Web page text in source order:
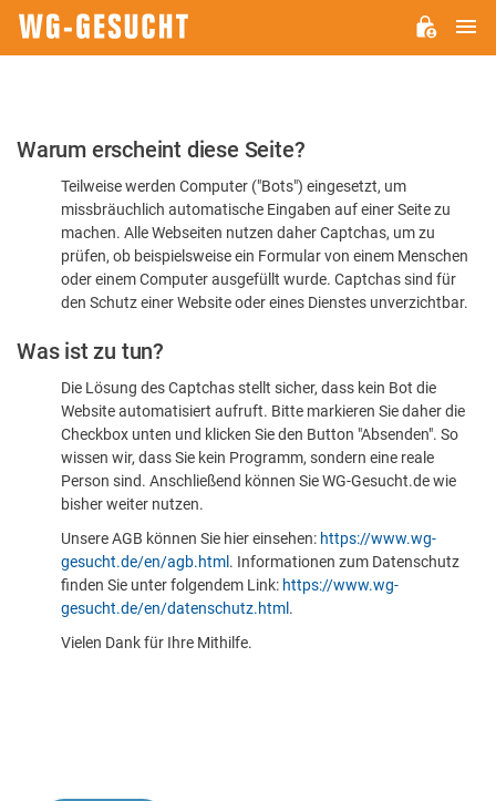
Bitte
dass
sind
Warum erscheint diese Seite?
Teilweise werden Computer ("Bots") eingesetzt, um
missbräuchlich automatische Eingaben auf einer Seite zu
machen. Alle Webseiten nutzen daher Captchas, um zu
prüfen, ob beispielsweise ein Formular von einem Menschen
oder einem Computer ausgefüllt wurde. Captchas sind für
den Schutz einer Website oder eines Dienstes unverzichtbar.
Was ist zu tun?
Die Lösung des Captchas stellt sicher, dass kein Bot die
Website automatisiert aufruft. Bitte markieren Sie daher die
Checkbox unten und klicken Sie den Button "Absenden". So
wissen wir, dass Sie kein Programm, sondern eine reale
Person sind. Anschließend können Sie WG-Gesucht.de wie
bisher weiter nutzen.
Unsere AGB können Sie hier einsehen: https://www.wg-
gesucht.de/en/agb.html . Informationen zum Datenschutz
finden Sie unter folgendem Link: https://www.wg-
gesucht.de/en/datenschutz.html .
Vielen Dank für Ihre Mithilfe.